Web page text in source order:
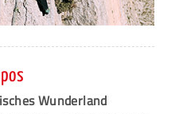
Wunderland